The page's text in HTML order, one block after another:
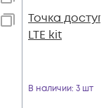
Точка
LTE kit
В наличии: 3 шт